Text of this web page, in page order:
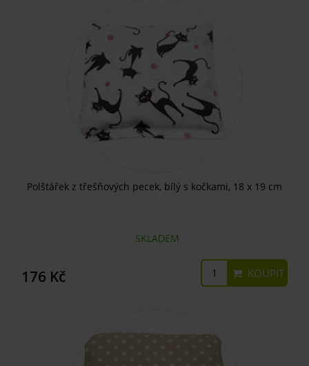
Polštářek z třešňových pecek, bílý s kočkami, 18 x 19 cm
SKLADEM
176 Kč KOUPIT